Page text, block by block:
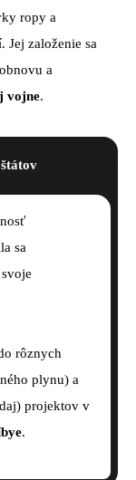
ropy a
založenie sa
a
vojne.
sa
rôznych
plynu) a
projektov v
.